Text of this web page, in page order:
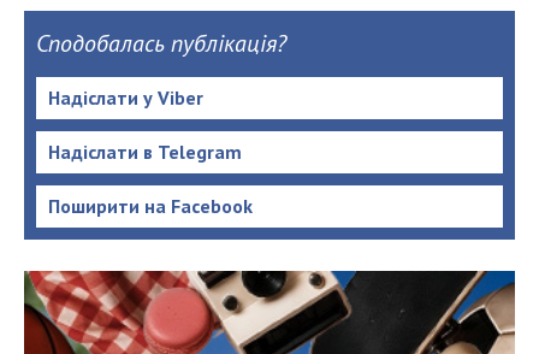
Сподобалась публікація?
Надіслати у Viber
Надіслати в Telegram
Поширити на Facebook